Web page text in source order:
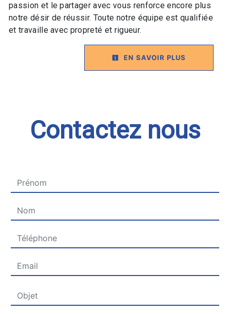
passion et le partager avec vous renforce encore plus
notre désir de réussir. Toute notre équipe est qualifiée
et travaille avec propreté et rigueur.
EN SAVOIR PLUS
Contactez nous